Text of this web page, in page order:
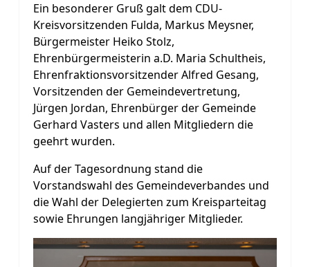
Ein besonderer Gruß galt dem CDU-
Kreisvorsitzenden Fulda, Markus Meysner,
Bürgermeister Heiko Stolz,
Ehrenbürgermeisterin a.D. Maria Schultheis,
Ehrenfraktionsvorsitzender Alfred Gesang,
Vorsitzenden der Gemeindevertretung,
Jürgen Jordan, Ehrenbürger der Gemeinde
Gerhard Vasters und allen Mitgliedern die
geehrt wurden.
Auf der Tagesordnung stand die
Vorstandswahl des Gemeindeverbandes und
die Wahl der Delegierten zum Kreisparteitag
sowie Ehrungen langjähriger Mitglieder.